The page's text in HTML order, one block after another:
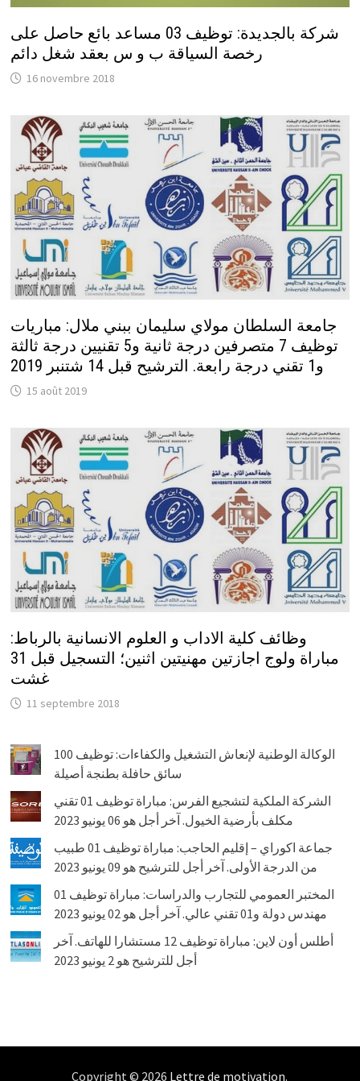
شركة بالجديدة: توظيف 03 مساعد بائع حاصل على
رخصة السياقة ب و س بعقد شغل دائم
16 novembre 2018
جامعة السلطان مولاي سليمان ببني ملال: مباريات
توظيف 7 متصرفين درجة ثانية و5 تقنيين درجة ثالثة
و1 تقني درجة رابعة. الترشيح قبل 14 شتنبر 2019
15 août 2019
وظائف كلية الاداب و العلوم الانسانية بالرباط:
مباراة ولوج اجازتين مهنيتين اثنين؛ التسجيل قبل 31
غشت
11 septembre 2018
الوكالة الوطنية لإنعاش التشغيل والكفاءات: توظيف 100
سائق حافلة بطنجة أصيلة
الشركة الملكية لتشجيع الفرس: مباراة توظيف 01 تقني
مكلف بأرضية الخيول. آخر أجل هو 06 يونيو 2023
جماعة اكوراي – إقليم الحاجب: مباراة توظيف 01 طبيب
من الدرجة الأولى. آخر أجل للترشيح هو 09 يونيو 2023
المختبر العمومي للتجارب والدراسات: مباراة توظيف 01
مهندس دولة و01 تقني عالي. آخر أجل هو 02 يونيو 2023
أطلس أون لاين: مباراة توظيف 12 مستشارا للهاتف. آخر
أجل للترشيح هو 2 يونيو 2023
Copyright © 2026 Lettre de motivation.